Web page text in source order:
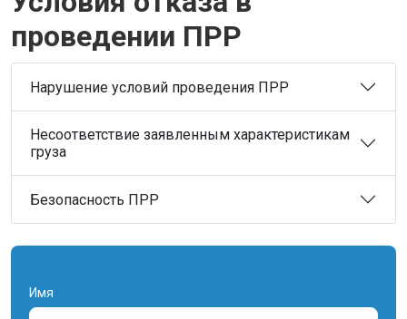
проведении ПРР
Нарушение условий проведения ПРР
Несоответствие заявленным характеристикам
груза
Безопасность ПРР
Имя